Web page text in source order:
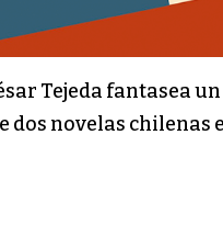
Tejeda fantasea
novelas chilenas